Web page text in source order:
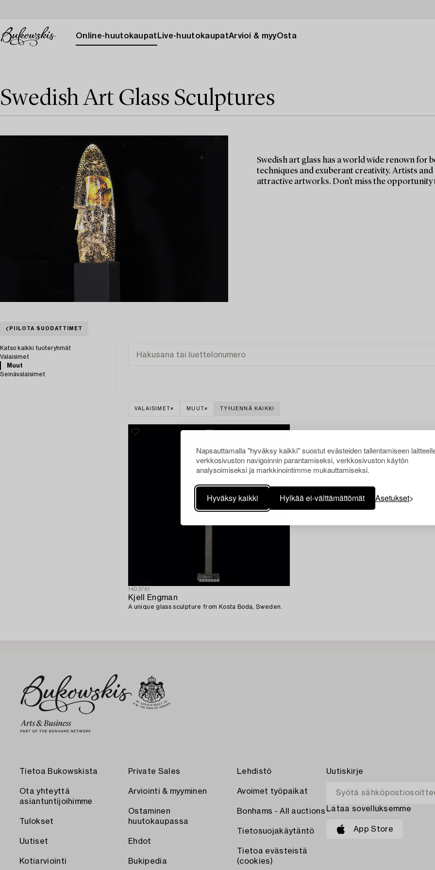
Napsauttamalla "hyväksy kaikki" suostut evästeiden tallentamiseen
verkkosivuston navigoinnin parantamiseksi, verkkosivuston käytön
analysoimiseksi ja markkinointimme mukauttamiseksi.
Hyväksy kaikki Hylkää ei-välttämättömät Asetukset
Online-huutokaupat Live-huutokaupatArvioi & myyOsta
Swedish Art Glass Sculptures
Swedish art glass has a world wide renown
techniques and exuberant creativity. Artists
attractive artworks. Don't miss the opportunity
PIILOTA SUODATTIMET
Katso kaikki tuoteryhmät
Valaisimet
Muut
Seinävalaisimet
VALAISIMET MUUT TYHJENNÄ KAIKKI
1403761
Kjell Engman
A unique glass sculpture from Kosta Boda, Sweden.
Tietoa Bukowskista
Ota yhteyttä
asiantuntijoihimme
Tulokset
Uutiset
Kotiarviointi
Private Sales
Arviointi & myyminen
Ostaminen
huutokaupassa
Ehdot
Bukipedia
Lehdistö
Avoimet työpaikat
Bonhams - All auctions
Tietosuojakäytäntö
Tietoa evästeistä
(cookies)
Uutiskirje
Lataa sovelluksemme
App Store